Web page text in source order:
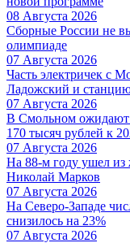
08 Августа 2026
Сборные России не
олимпиаде
07 Августа 2026
Часть электричек с
Ладожский и
07 Августа 2026
В Смольном ожидают
170 тысяч рублей к
07 Августа 2026
На 88-м году ушел из
Николай Марков
07 Августа 2026
На Северо-Западе
снизилось на 23%
07 Августа 2026